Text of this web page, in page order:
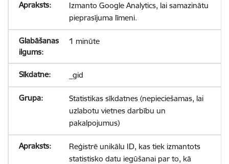
Izmanto Google Analytics, lai samazinātu
pieprasījuma līmeni.
1 minūte
_gid
Statistikas sīkdatnes (nepieciešamas, lai
uzlabotu vietnes darbību un
pakalpojumus)
Reģistrē unikālu ID, kas tiek izmantots
statistisko datu iegūšanai par to, kā